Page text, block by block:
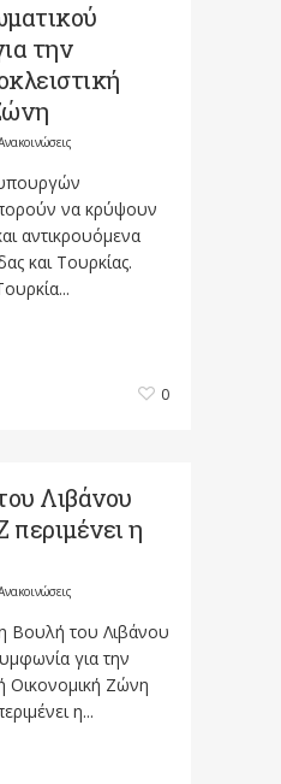
την
να κρύψουν
αντικρουόμενα
και Τουρκίας.
0
Λιβάνου
περιμένει η
Βουλή του Λιβάνου
για την
Οικονομική Ζώνη
η...